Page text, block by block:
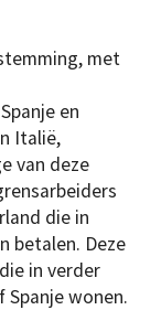
met
en
Italië,
van deze
die in
betalen. Deze
in verder
wonen.